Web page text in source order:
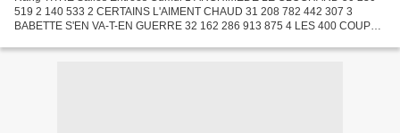
519 2 140 533 2 CERTAINS L'AIMENT CHAUD 31 208 782 442 307 3
BABETTE S'EN VA-T-EN GUERRE 32 162 286 913 875 4 LES 400 COUPS